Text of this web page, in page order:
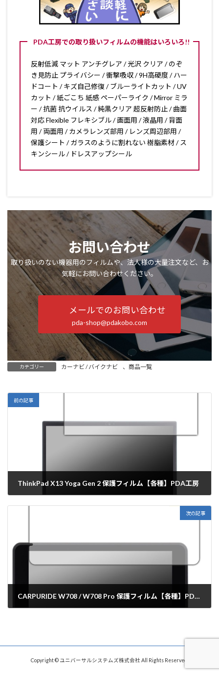
PDA工房での取り扱いフィルムの機能はいろいろ!!
反射低減 マット アンチグレア / 光沢 クリア / のぞ
き見防止 プライバシー / 衝撃吸収 / 9H高硬度 / ハー
ドコート / キズ自己修復 / ブルーライトカット / UV
カット / 紙ごこち 紙感 ペーパーライク / Mirror ミラ
ー / 抗菌 抗ウイルス / 純黒クリア 超反射防止 / 曲面
対応 Flexible フレキシブル / 画面用 / 液晶用 / 背面
用 / 両面用 / カメラレンズ部用 / レンズ周辺部用 /
保護シート / ガラスのように割れない 樹脂素材 / ス
キンシール / ドレスアップシール
お問い合わせ
取り扱いのない機器用のフィルムや、法人様の大量注文など、お
気軽にお問い合わせください。
メールでのお問い合わせ
pda-shop@pdakobo.com
カテゴリー カーナビ / バイクナビ 、 商品一覧
前の記事
ThinkPad X13 Yoga Gen 2 保護フィルム【各種】PDA工房
次の記事
CARPURIDE W708 / W708 Pro 保護フィルム【各種】PDA工房
Copyright © ユニバーサルシステムズ株式会社 All Rights Reserved.